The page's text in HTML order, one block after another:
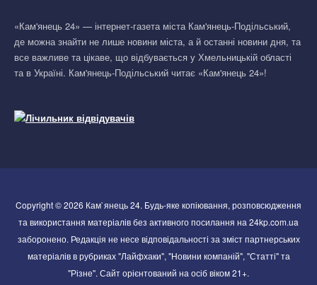
«Кам'янець 24» — інтернет-газета міста Кам'янець-Подільський,
де можна знайти не лише новини міста, а й останні новини дня, та
все важливе та цікаве, що відбувається у Хмельницькій області
та в Україні. Кам'янець-Подільський читає «Кам'янець 24»!
Copyright © 2026 Кам`янець 24. Будь-яке копіювання, розповсюдження
та використання матеріалів без активного посилання на 24kp.com.ua
заборонено. Редакція не несе відповідальності за зміст партнерських
матеріалів в рубриках "Лайфхаки", "Новини компаній", "Статті" та
"Різне". Сайт орієнтований на осіб віком 21+.